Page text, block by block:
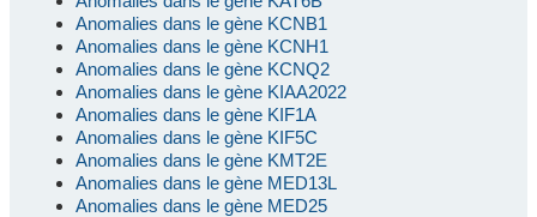
Anomalies dans le gène KCNB1
Anomalies dans le gène KCNH1
Anomalies dans le gène KCNQ2
Anomalies dans le gène KIAA2022
Anomalies dans le gène KIF1A
Anomalies dans le gène KIF5C
Anomalies dans le gène KMT2E
Anomalies dans le gène MED13L
Anomalies dans le gène MED25